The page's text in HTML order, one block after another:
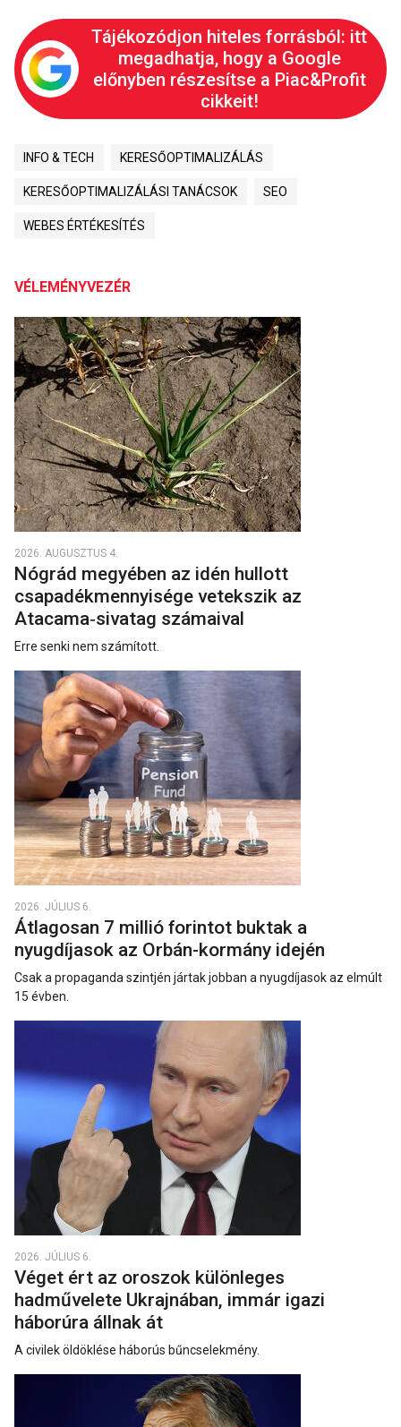
Tájékozódjon hiteles forrásból: itt
megadhatja, hogy a Google
előnyben részesítse a Piac&Profit
cikkeit!
INFO & TECH KERESŐOPTIMALIZÁLÁS
KERESŐOPTIMALIZÁLÁSI TANÁCSOK SEO
WEBES ÉRTÉKESÍTÉS
VÉLEMÉNYVEZÉR
2026. AUGUSZTUS 4.
Nógrád megyében az idén hullott
csapadékmennyisége vetekszik az
Atacama‑sivatag számaival
Erre senki nem számított.
2026. JÚLIUS 6.
Átlagosan 7 millió forintot buktak a
nyugdíjasok az Orbán-kormány idején
Csak a propaganda szintjén jártak jobban a nyugdíjasok az elmúlt
15 évben.
2026. JÚLIUS 6.
Véget ért az oroszok különleges
hadművelete Ukrajnában, immár igazi
háborúra állnak át
A civilek öldöklése háborús bűncselekmény.